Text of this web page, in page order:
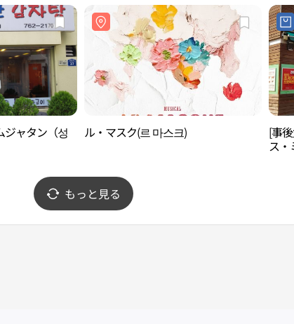
ジャタン（성
ル・マスク(르 마스크)
[事
ス・
もっと見る